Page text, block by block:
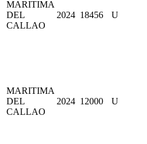
MARITIMA
DEL
CALLAO
2024 18456 U
MARITIMA
DEL
CALLAO
2024 12000 U